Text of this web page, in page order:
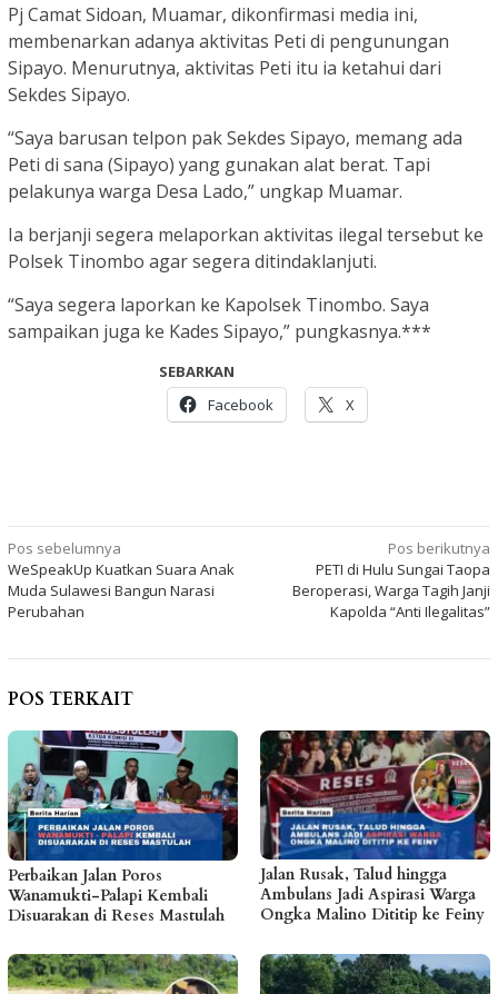
Pj Camat Sidoan, Muamar, dikonfirmasi media ini,
membenarkan adanya aktivitas Peti di pengunungan
Sipayo. Menurutnya, aktivitas Peti itu ia ketahui dari
Sekdes Sipayo.
“Saya barusan telpon pak Sekdes Sipayo, memang ada
Peti di sana (Sipayo) yang gunakan alat berat. Tapi
pelakunya warga Desa Lado,” ungkap Muamar.
Ia berjanji segera melaporkan aktivitas ilegal tersebut ke
Polsek Tinombo agar segera ditindaklanjuti.
“Saya segera laporkan ke Kapolsek Tinombo. Saya
sampaikan juga ke Kades Sipayo,” pungkasnya.***
SEBARKAN
Facebook
X
Navigasi
pos
Pos sebelumnya
WeSpeakUp Kuatkan Suara Anak
Muda Sulawesi Bangun Narasi
Perubahan
Pos berikutnya
PETI di Hulu Sungai Taopa
Beroperasi, Warga Tagih Janji
Kapolda “Anti Ilegalitas”
POS TERKAIT
Perbaikan Jalan Poros
Wanamukti-Palapi Kembali
Disuarakan di Reses Mastulah
Jalan Rusak, Talud hingga
Ambulans Jadi Aspirasi Warga
Ongka Malino Dititip ke Feiny